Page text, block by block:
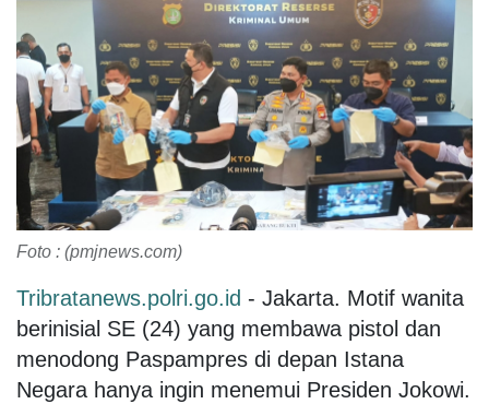
Foto : (pmjnews.com)
Tribratanews.polri.go.id - Jakarta. Motif wanita
berinisial SE (24) yang membawa pistol dan
menodong Paspampres di depan Istana
Negara hanya ingin menemui Presiden Jokowi.